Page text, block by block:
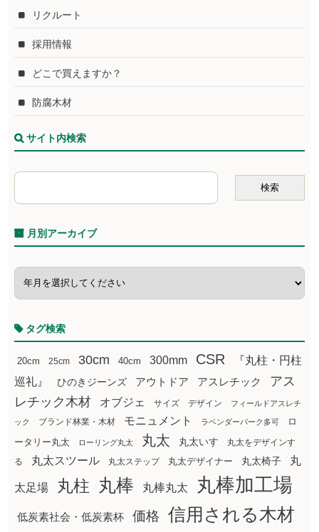
リクルート
採用情報
どこで買えますか？
防腐木材
サイト内検索
月別アーカイブ
タグ検索
20cm 25cm 30cm 40cm 300mm CSR
『丸柱・円柱
巡礼』
ひのきジーンズ アウトドア アスレチック
アス
レチック木材
オブジェ サイズ デザイン フィールドアスレチ
ック ブランド林業・木材 モニュメント ラベンダーパーク多可
ロ
ータリー丸太
ローリング丸太 丸太 丸太いす
丸太をデザインす
る
丸太スツール 丸太ステップ 丸太デザイナー 丸太椅子 丸
太足場 丸柱 丸棒 丸棒丸太 丸棒加工場
低炭素社会・低炭素杯 価格
信用される木材